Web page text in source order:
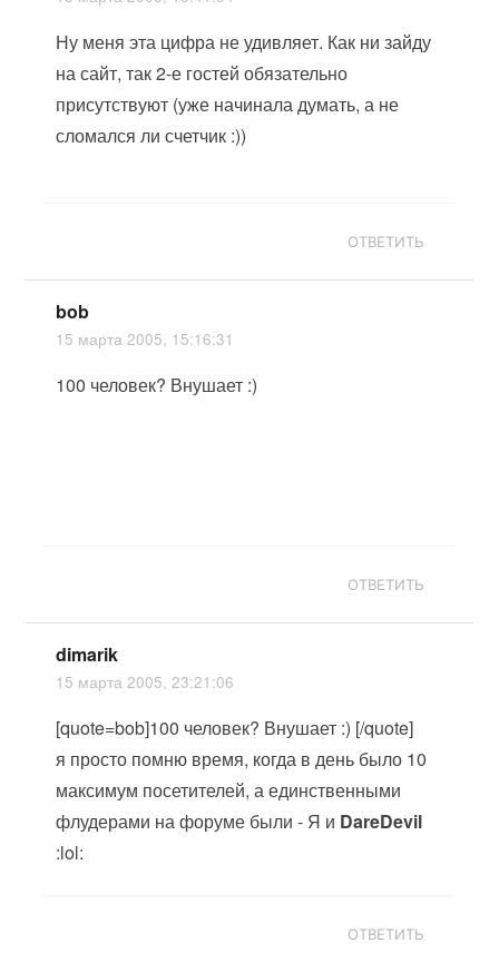
Ну меня эта цифра не удивляет. Как ни зайду
на сайт, так 2-е гостей обязательно
присутствуют (уже начинала думать, а не
сломался ли счетчик :))
ОТВЕТИТЬ
bob
15 марта 2005, 15:16:31
100 человек? Внушает :)
ОТВЕТИТЬ
dimarik
15 марта 2005, 23:21:06
[quote=bob]100 человек? Внушает :) [/quote]
я просто помню время, когда в день было 10
максимум посетителей, а единственными
флудерами на форуме были - Я и DareDevil
:lol:
ОТВЕТИТЬ